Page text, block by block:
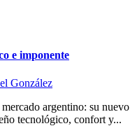
e imponente
González
argentino: su nuevo
tecnológico, confort y...